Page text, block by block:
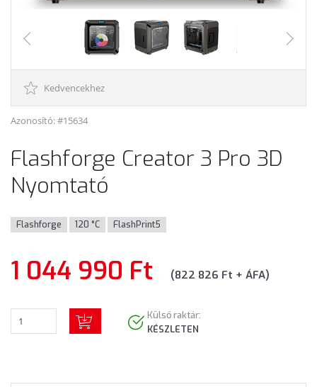
Kedvencekhez
Azonosító: #15634
Flashforge Creator 3 Pro 3D
Nyomtató
Flashforge 120 °C FlashPrint5
1 044 990 Ft (822 826 Ft + ÁFA)
Külső raktár:
KÉSZLETEN